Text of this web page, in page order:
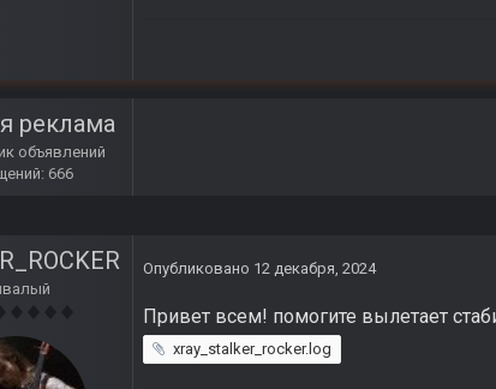
реклама
объявлений
666
Опубликовано 12 декабря, 2024
Привет всем! помогите вылетает
xray_stalker_rocker.log